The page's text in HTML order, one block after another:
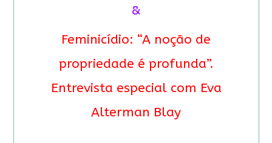
&
Feminicídio: “A noção de
propriedade é profunda”.
Entrevista especial com Eva
Alterman Blay